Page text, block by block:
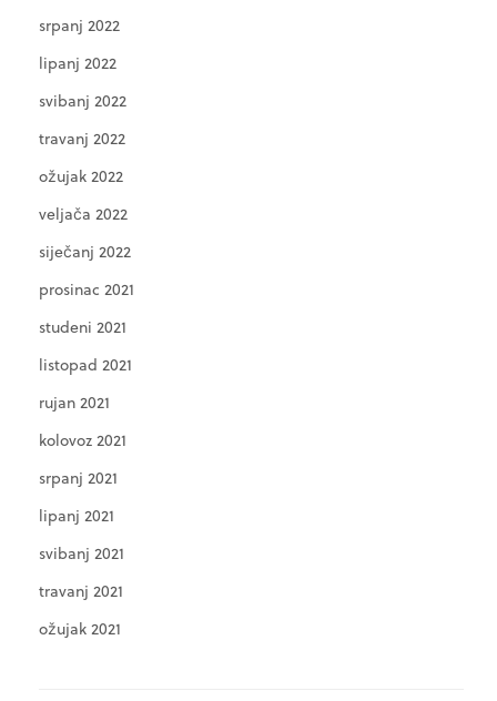
srpanj 2022
lipanj 2022
svibanj 2022
travanj 2022
ožujak 2022
veljača 2022
siječanj 2022
prosinac 2021
studeni 2021
listopad 2021
rujan 2021
kolovoz 2021
srpanj 2021
lipanj 2021
svibanj 2021
travanj 2021
ožujak 2021